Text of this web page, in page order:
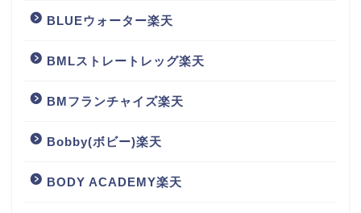
BLUEウォーター楽天
BMLストレートレッグ楽天
BMフランチャイズ楽天
Bobby(ボビー)楽天
BODY ACADEMY楽天